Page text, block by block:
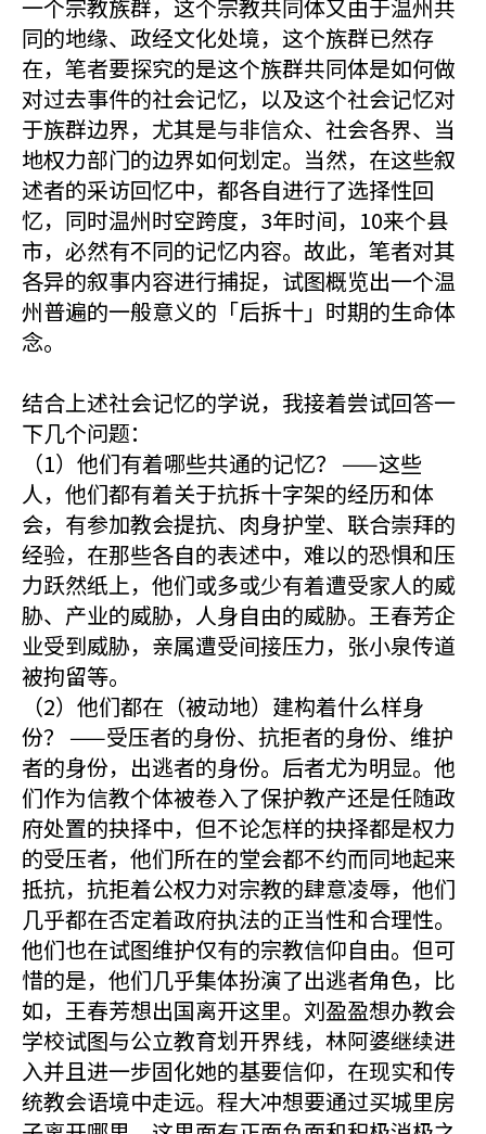
一个宗教族群，这个宗教共同体又由于温州共
同的地缘、政经文化处境，这个族群已然存
在，笔者要探究的是这个族群共同体是如何做
对过去事件的社会记忆，以及这个社会记忆对
于族群边界，尤其是与非信众、社会各界、当
地权力部门的边界如何划定。当然，在这些叙
述者的采访回忆中，都各自进行了选择性回
忆，同时温州时空跨度，3年时间，10来个县
市，必然有不同的记忆内容。故此，笔者对其
各异的叙事内容进行捕捉，试图概览出一个温
州普遍的一般意义的「后拆十」时期的生命体
念。
结合上述社会记忆的学说，我接着尝试回答一
下几个问题：
（1）他们有着哪些共通的记忆？ ——这些
人，他们都有着关于抗拆十字架的经历和体
会，有参加教会提抗、肉身护堂、联合崇拜的
经验，在那些各自的表述中，难以的恐惧和压
力跃然纸上，他们或多或少有着遭受家人的威
胁、产业的威胁，人身自由的威胁。王春芳企
业受到威胁，亲属遭受间接压力，张小泉传道
被拘留等。
（2）他们都在（被动地）建构着什么样身
份？ ——受压者的身份、抗拒者的身份、维护
者的身份，出逃者的身份。后者尤为明显。他
们作为信教个体被卷入了保护教产还是任随政
府处置的抉择中，但不论怎样的抉择都是权力
的受压者，他们所在的堂会都不约而同地起来
抵抗，抗拒着公权力对宗教的肆意凌辱，他们
几乎都在否定着政府执法的正当性和合理性。
他们也在试图维护仅有的宗教信仰自由。但可
惜的是，他们几乎集体扮演了出逃者角色，比
如，王春芳想出国离开这里。刘盈盈想办教会
学校试图与公立教育划开界线，林阿婆继续进
入并且进一步固化她的基要信仰，在现实和传
统教会语境中走远。程大冲想要通过买城里房